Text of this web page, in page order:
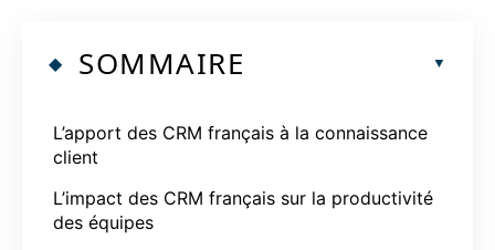
SOMMAIRE
L’apport des CRM français à la connaissance
client
L’impact des CRM français sur la productivité
des équipes